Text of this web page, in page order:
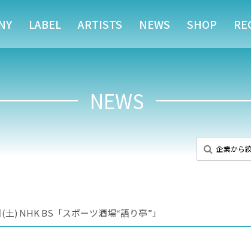
LABEL ARTISTS NEWS SHOP
NEWS
) NHK BS「スポーツ酒場“語り亭”」